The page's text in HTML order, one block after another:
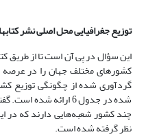
توزیع جغرافیایی محل اصلی نشر
این سؤال در پی آن است تا از طریق
کشورهای مختلف جهان را در عرصه
گردآوری شده از چگونگی توزیع
شده در جدول 6 ارائه
چند کشور شعبه‌هایی دارند که در
نظر گرفته شده است.